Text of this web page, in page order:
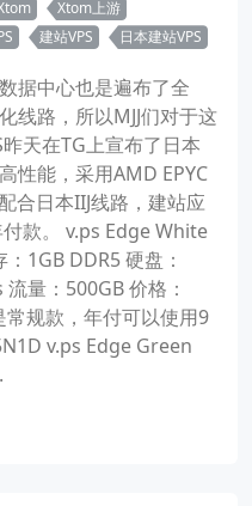
Xtom上游
建站VPS 日本建站VPS
据中心也是遍布了全
线路，所以MJJ们对于这
天在TG上宣布了日本
性能，采用AMD EPYC
合日本IIJ线路，建站应
款。 v.ps Edge White
1GB DDR5 硬盘：
量：500GB 价格：
规款，年付可以使用9
v.ps Edge Green